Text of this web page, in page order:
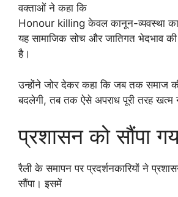
वक्ताओं ने कहा कि
Honour killing केवल कानून-व्यवस्था का
यह सामाजिक सोच और जातिगत भेदभाव की
है।
उन्होंने जोर देकर कहा कि जब तक समाज
बदलेगी, तब तक ऐसे अपराध पूरी तरह खत्म
प्रशासन को सौंपा
रैली के समापन पर प्रदर्शनकारियों ने
सौंपा। इसमें